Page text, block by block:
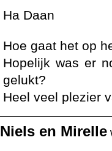
Ha Daan
Hoe gaat het op
Hopelijk was er
gelukt?
Heel veel plezier
Niels en Mirelle